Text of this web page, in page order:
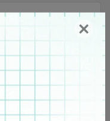
hududlarga